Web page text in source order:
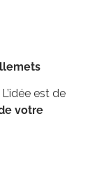
est de
votre